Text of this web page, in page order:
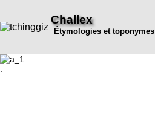
Challex
Étymologies et toponymes
: